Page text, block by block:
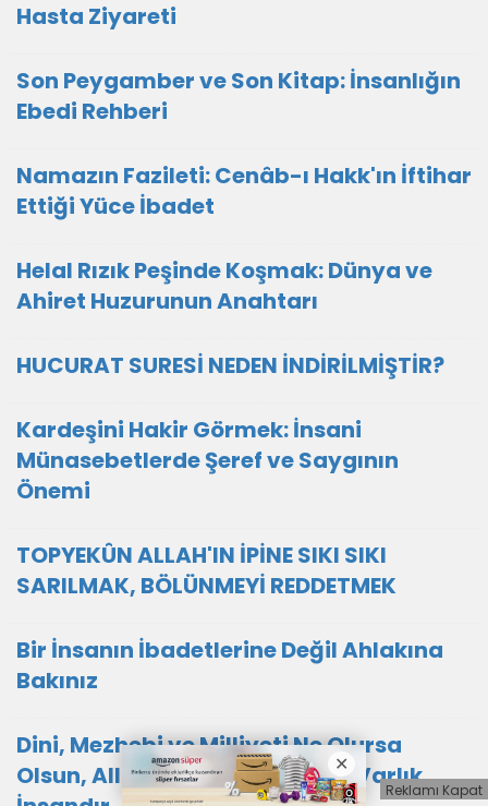
Hasta Ziyareti
Son Peygamber ve Son Kitap: İnsanlığın
Ebedi Rehberi
Namazın Fazileti: Cenâb-ı Hakk'ın İftihar
Ettiği Yüce İbadet
Helal Rızık Peşinde Koşmak: Dünya ve
Ahiret Huzurunun Anahtarı
HUCURAT SURESİ NEDEN İNDİRİLMİŞTİR?
Kardeşini Hakir Görmek: İnsani
Münasebetlerde Şeref ve Saygının
Önemi
TOPYEKÛN ALLAH'IN İPİNE SIKI SIKI
SARILMAK, BÖLÜNMEYİ REDDETMEK
Bir İnsanın İbadetlerine Değil Ahlakına
Bakınız
Dini, Mezhebi ve Milliyeti Ne Olursa
Olsun, Allah Katında En Şerefli VarlıkReklamı Kapat